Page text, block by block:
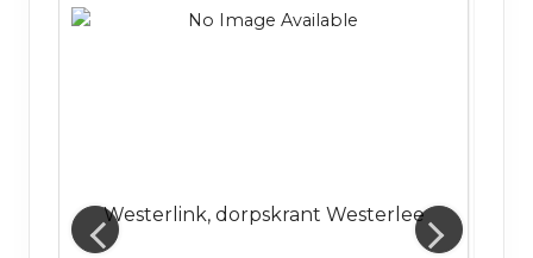
Westerlink, dorpskrant Westerlee